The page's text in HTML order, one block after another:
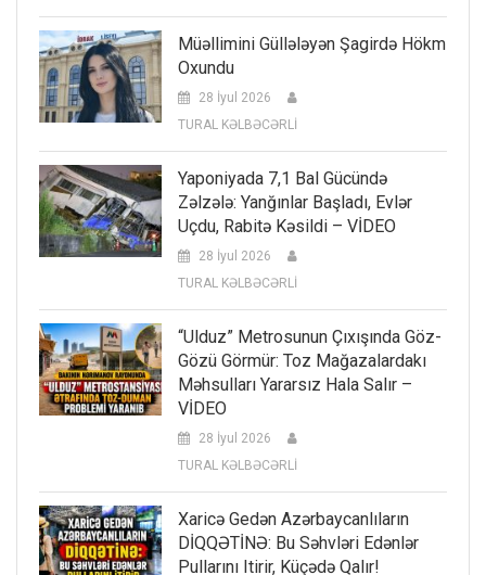
Müəllimini Güllələyən Şagirdə Hökm
Oxundu
28 İyul 2026
TURAL KƏLBƏCƏRLİ
Yaponiyada 7,1 Bal Gücündə
Zəlzələ: Yanğınlar Başladı, Evlər
Uçdu, Rabitə Kəsildi – VİDEO
28 İyul 2026
TURAL KƏLBƏCƏRLİ
“Ulduz” Metrosunun Çıxışında Göz-
Gözü Görmür: Toz Mağazalardakı
Məhsulları Yararsız Hala Salır –
VİDEO
28 İyul 2026
TURAL KƏLBƏCƏRLİ
Xaricə Gedən Azərbaycanlıların
DİQQƏTİNƏ: Bu Səhvləri Edənlər
Pullarını Itirir, Küçədə Qalır!